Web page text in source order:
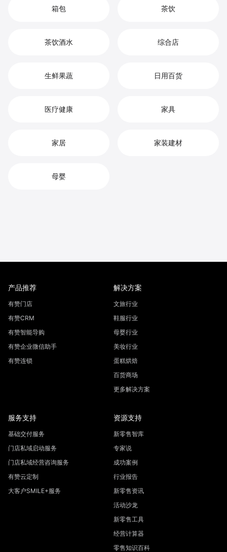
箱包 茶饮
茶饮酒水 综合店
生鲜果蔬 日用百货
医疗健康 家具
家居 家装建材
母婴
产品推荐
有赞门店
有赞CRM
有赞智能导购
有赞企业微信助手
有赞连锁
解决方案
文旅行业
鞋服行业
母婴行业
美妆行业
蛋糕烘焙
百货商场
更多解决方案
服务支持
基础交付服务
门店私域启动服务
门店私域经营咨询服务
有赞云定制
大客户SMILE+服务
资源支持
新零售智库
专家说
成功案例
行业报告
新零售资讯
活动沙龙
新零售工具
经营计算器
零售知识百科